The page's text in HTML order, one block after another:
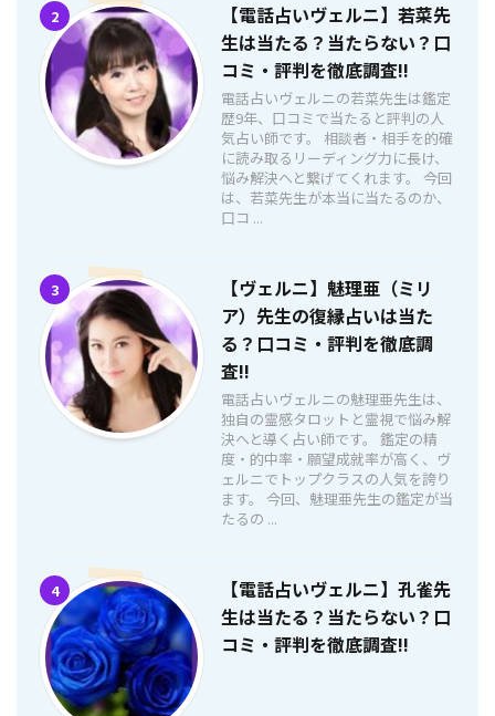
2
【電話占いヴェルニ】若菜先
生は当たる？当たらない？口
コミ・評判を徹底調査!!
電話占いヴェルニの若菜先生は鑑定
歴9年、口コミで当たると評判の人
気占い師です。 相談者・相手を的確
に読み取るリーディング力に長け、
悩み解決へと繋げてくれます。 今回
は、若菜先生が本当に当たるのか、
口コ ...
3
【ヴェルニ】魅理亜（ミリ
ア）先生の復縁占いは当た
る？口コミ・評判を徹底調
査!!
電話占いヴェルニの魅理亜先生は、
独自の霊感タロットと霊視で悩み解
決へと導く占い師です。 鑑定の精
度・的中率・願望成就率が高く、ヴ
ェルニでトップクラスの人気を誇り
ます。 今回、魅理亜先生の鑑定が当
たるの ...
4
【電話占いヴェルニ】孔雀先
生は当たる？当たらない？口
コミ・評判を徹底調査!!